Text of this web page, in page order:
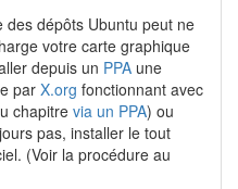
dépôts Ubuntu peut ne
votre carte graphique
depuis un PPA une
par X.org fonctionnant avec
chapitre via un PPA) ou
pas, installer le tout
(Voir la procédure au